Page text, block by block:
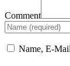
Comment
Name, E-